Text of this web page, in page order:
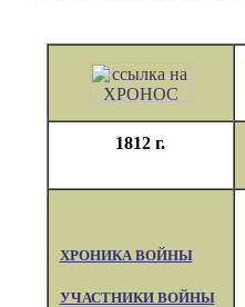
1812 г.
ХРОНИКА ВОЙНЫ
УЧАСТНИКИ ВОЙНЫ